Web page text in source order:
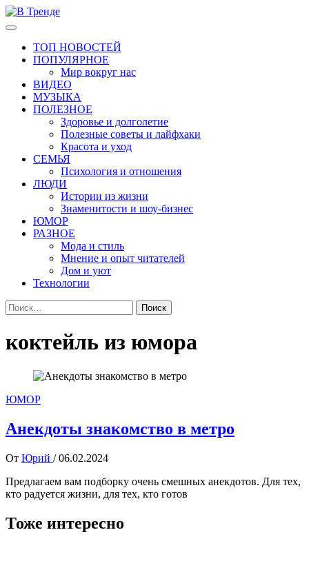
Перейти
к
Основное
ТОП НОВОСТЕЙ
ПОПУЛЯРНОЕ
Мир вокруг нас
ВИДЕО
МУЗЫКА
ПОЛЕЗНОЕ
Здоровье и долголетие
Полезные советы и лайфхаки
Красота и уход
СЕМЬЯ
Психология и отношения
ЛЮДИ
Истории из жизни
Знаменитости и шоу-бизнес
ЮМОР
РАЗНОЕ
Мода и стиль
Мнение и опыт читателей
Дом и уют
Технологии
Найти:
коктейль из юмора
ЮМОР
Анекдоты знакомство в метро
От Юрий / 06.02.2024
Предлагаем вам подборку очень смешных анекдотов. Для тех,
кто радуется жизни, для тех, кто готов
Тоже интересно